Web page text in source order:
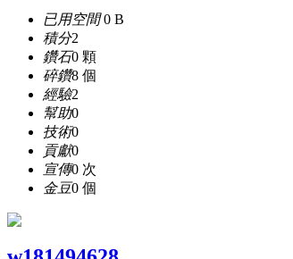
已用空間0 B
積分2
鑽石0 顆
碎鑽8 個
經驗2
幫助0
技術0
貢獻0
宣傳0 次
金豆0 個